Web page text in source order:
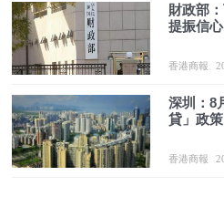
財政部
提振信
香港商報
深圳：8
貸」政策
香港商報